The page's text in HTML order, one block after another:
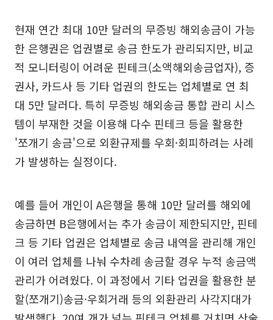
현재 연간 최대 10만 달러의 무증빙 해외송금이 가능
한 은행권은 업권별로 송금 한도가 관리되지만, 비교
적 모니터링이 어려운 핀테크(소액해외송금업자), 증
권사, 카드사 등 기타 업권의 한도는 업체별로 연 최
대 5만 달러다. 특히 무증빙 해외송금 통합 관리 시스
템이 부재한 것을 이용해 다수 핀테크 등을 활용한
'쪼개기 송금'으로 외환규제를 우회·회피하려는 사례
가 발생하는 실정이다.
예를 들어 개인이 A은행을 통해 10만 달러를 해외에
송금하면 B은행에서는 추가 송금이 제한되지만, 핀테
크 등 기타 업권은 업체별로 송금 내역을 관리해 개인
이 여러 업체를 나눠 수차례 송금할 경우 누적 송금액
관리가 어려웠다. 이 과정에서 기타 업권을 활용한 분
할(쪼개기)송금·우회거래 등의 외환관리 사각지대가